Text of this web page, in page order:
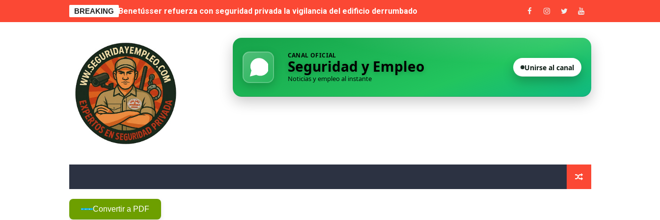
BREAKING Benetússer refuerza con seguridad privada la vigilancia del edificio derrumbado
Sale a licitación la seguridad privada de las piscinas de verano de Cuenca
Grupo Secoex se perfila como adjudicataria de la vigilancia del edificio Borrull y el Centro Urban de Castelló
Adjudicado por 87,9 millones el contrato de apoyo a la seguridad exterior en centros penitenciarios
🚨 Falta de vigilantes en El Retiro: cuando la seguridad pública se queda bajo mínimos
Suspensión cautelar de la adjudicación de varios lotes del contrato de seguridad en centros sanitarios de la Comunidad Valenciana
🛡️ Vecinos de VPP en Playa de San Juan denuncian acoso y recurrirán a seguridad privada
Novedad. Orden INT/25/2026 — Habilitación de Instructor de Tiro (Seguridad Privada)
La Moraleja, condenada a readmitir a su director de Seguridad tras un despido declarado nulo
CANAL OFICIAL
Seguridad y Empleo
Noticias y empleo al instante
Unirse al canal
Convertir a PDF